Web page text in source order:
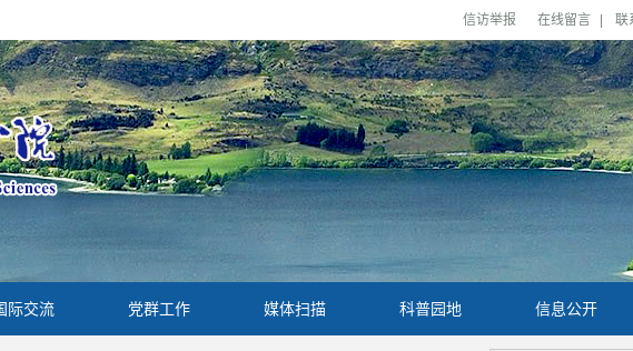
信访举报 在线留言 联
际交流 党群工作 媒体扫描 科普园地 信息公开